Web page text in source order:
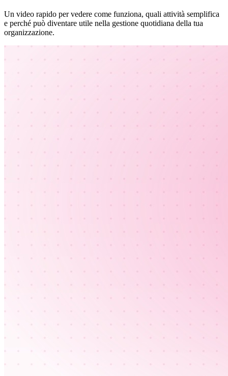
Un video rapido per vedere come funziona, quali attività semplifica
e perché può diventare utile nella gestione quotidiana della tua
organizzazione.